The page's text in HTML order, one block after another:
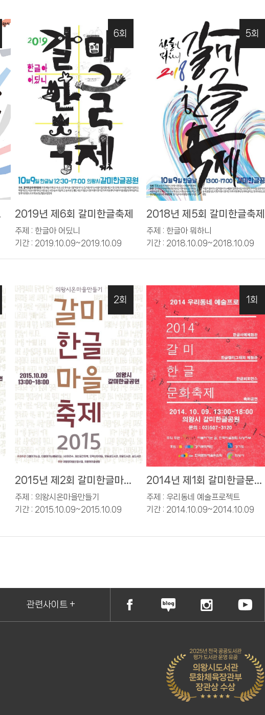
2019년 제6회 갈미한글축제
주제 : 한글아 어딨니
기간 : 2019.10.09~2019.10.09
6회
2018년 제5회 갈미한글축제
주제 : 한글아 뭐하니
기간 : 2018.10.09~2018.10.09
5회
2015년 제2회 갈미한글마을
축제
주제 : 의왕시온마을만들기
기간 : 2015.10.09~2015.10.09
2회
2014년 제1회 갈미한글문화
축제
주제 : 우리동네 예술프로젝트
기간 : 2014.10.09~2014.10.09
1회
관련사이트 +